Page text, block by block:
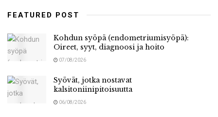
FEATURED POST
Kohdun syöpä (endometriumisyöpä):
Oireet, syyt, diagnoosi ja hoito
07/08/2026
Syövät, jotka nostavat
kalsitoniinipitoisuutta
06/08/2026